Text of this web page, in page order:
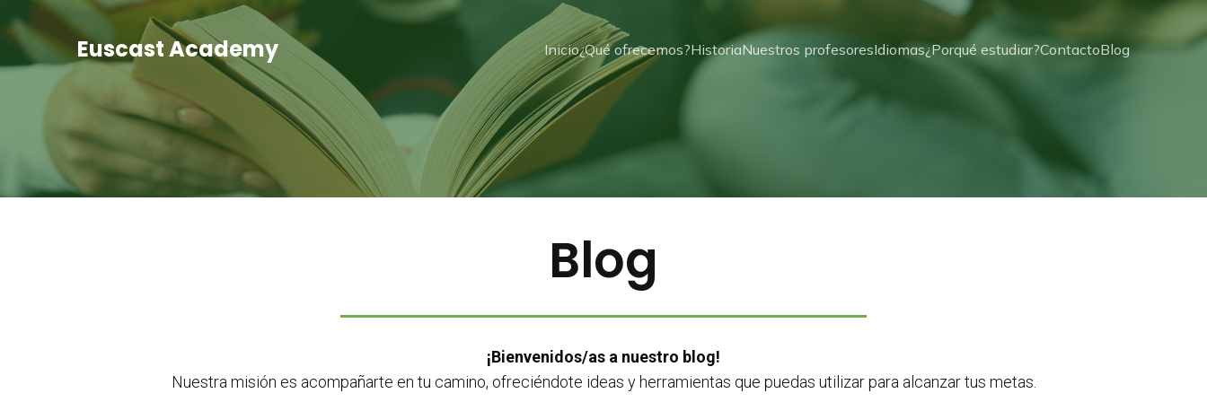
Euscast Academy Inicio¿Qué ofrecemos?HistoriaNuestros profesoresIdiomas¿Porqué estudiar?ContactoBlog
Blog
¡Bienvenidos/as a nuestro blog!
Nuestra misión es acompañarte en tu camino, ofreciéndote ideas y herramientas que puedas utilizar para alcanzar tus metas.